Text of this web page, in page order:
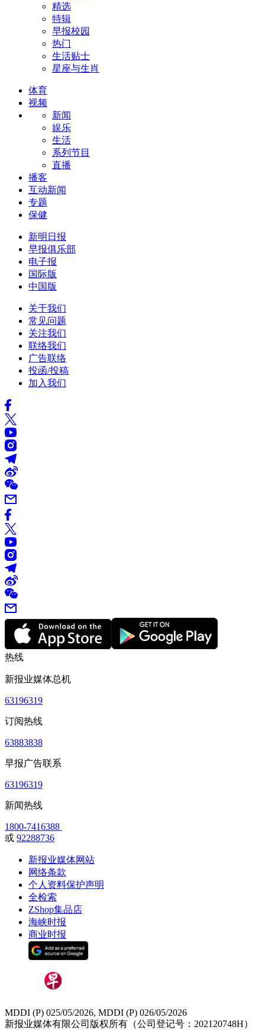
精选
特辑
早报校园
热门
生活贴士
星座与生肖
体育
视频
新闻
娱乐
生活
系列节目
直播
播客
互动新闻
专题
保健
新明日报
早报俱乐部
电子报
国际版
中国版
关于我们
常见问题
关注我们
联络我们
广告联络
投函/投稿
加入我们
热线
新报业媒体总机
63196319
订阅热线
63883838
早报广告联系
63196319
新闻热线
1800-7416388
或 92288736
新报业媒体网站
网络条款
个人资料保护声明
全检索
ZShop集品店
海峡时报
商业时报
MDDI (P) 025/05/2026, MDDI (P) 026/05/2026
新报业媒体有限公司版权所有（公司登记号：202120748H）